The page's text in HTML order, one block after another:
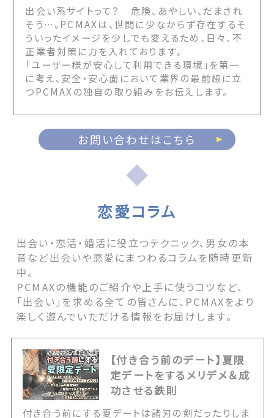
出会い系サイトって？ 危険、あやしい、だまされ
そう…。PCMAXは、世間に少なからず存在するそ
ういったイメージを少しでも変えるため、日々、不
正業者対策に力を入れております。
「ユーザー様が安心して利用できる環境」を第一
に考え、安全・安心面において業界の最前線に立
つPCMAXの独自の取り組みをお伝えします。
お問い合わせはこちら
恋愛コラム
出会い・恋活・婚活に役立つテクニック、男女の本
音など出会いや恋愛にまつわるコラムを随時更新
中。
PCMAXの機能のご紹介や上手に使うコツなど、
「出会い」を求める全ての皆さんに、PCMAXをより
楽しく遊んでいただける情報をお届けします。
【付き合う前のデート】夏限
定デートをするメリデメ＆成
功させる鉄則
付き合う前にする夏デートは諸刃の剣だったりしま